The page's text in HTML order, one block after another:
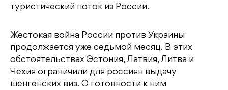
туристический поток из России.
Жестокая война России против Украины
продолжается уже седьмой месяц. В этих
обстоятельствах Эстония, Латвия, Литва и
Чехия ограничили для россиян выдачу
шенгенских виз. О готовности к ним